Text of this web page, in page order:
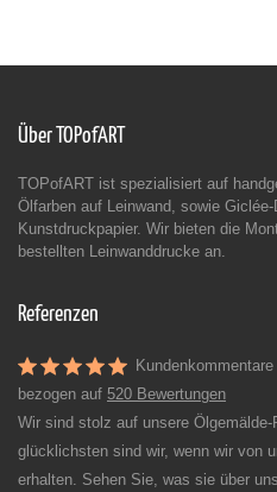
Über TOPofART
TOPofART ist spezialisiert auf
Ölfarben auf Leinwand, sowie
Kunstdruckpapier. Wir bieten die
bestellten Leinwanddrucke an.
Referenzen
bezogen auf 520 Bewertungen
Wir sind stolz auf unsere Ölgemälde-
glücklichsten sind wir, wenn wir von
erhalten. Sehen Sie, was sie über